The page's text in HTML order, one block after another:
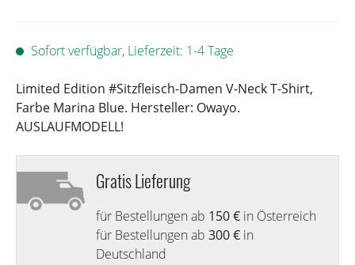
Sofort verfügbar, Lieferzeit: 1-4 Tage
Limited Edition #Sitzfleisch-Damen V-Neck T-Shirt,
Farbe Marina Blue. Hersteller: Owayo.
AUSLAUFMODELL!
Gratis Lieferung
für Bestellungen ab 150 € in Österreich
für Bestellungen ab 300 € in
Deutschland